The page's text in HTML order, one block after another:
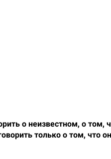
о неизвестном, о
только о том, что